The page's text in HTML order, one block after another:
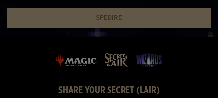
SPEDIRE
SHARE YOUR SECRET (LAIR)